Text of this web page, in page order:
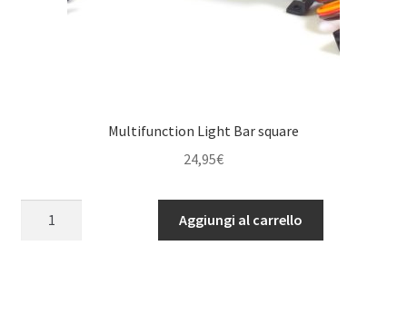
Multifunction Light Bar square
24,95€
Aggiungi al carrello